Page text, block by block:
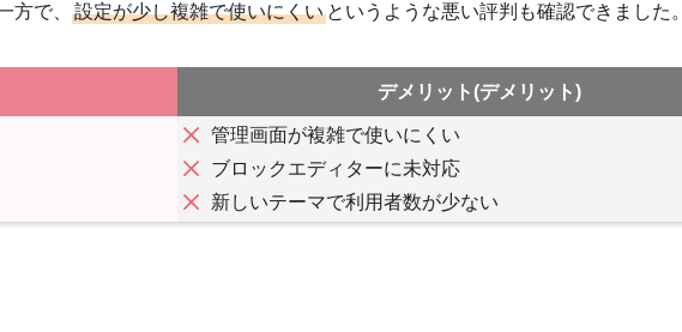
方で、 設定が少し複雑で使いにくい というような悪い評判も確認できました。
デメリット(デメリット)
管理画面が複雑で使いにくい
ブロックエディターに未対応
新しいテーマで利用者数が少ない